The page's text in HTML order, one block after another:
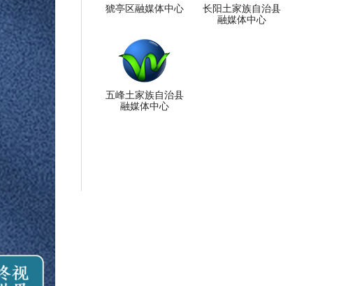
猇亭区融媒体中心
长阳土家族自治县
融媒体中心
五峰土家族自治县
融媒体中心